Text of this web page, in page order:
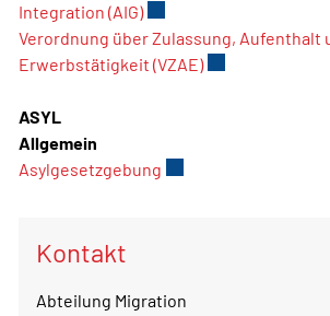
Integration (AIG)Externer Link wird in
Verordnung über Zulassung, Aufenthalt
Erwerbstätigkeit (VZAE)Externer Link
ASYL
Allgemein
Asylgesetzgebung
Kontakt
Abteilung Migration